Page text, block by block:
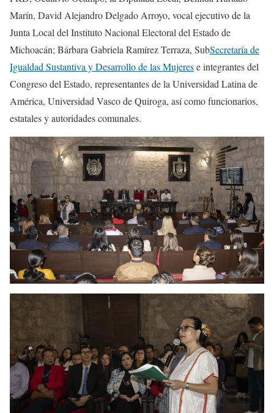
Marín, David Alejandro Delgado Arroyo, vocal ejecutivo de la
Junta Local del Instituto Nacional Electoral del Estado de
Michoacán; Bárbara Gabriela Ramírez Terraza, SubSecretaría de
Igualdad Sustantiva y Desarrollo de las Mujerese integrantes del
Congreso del Estado, representantes de la Universidad Latina de
América, Universidad Vasco de Quiroga, así como funcionarios,
estatales y autoridades comunales.